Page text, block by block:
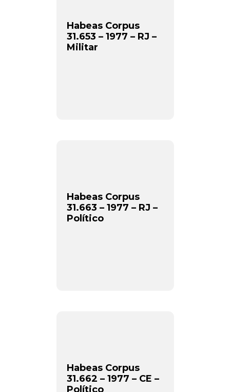
Habeas Corpus
31.653 – 1977 – RJ –
Militar
Habeas Corpus
31.663 – 1977 – RJ –
Político
Habeas Corpus
31.662 – 1977 – CE –
Político